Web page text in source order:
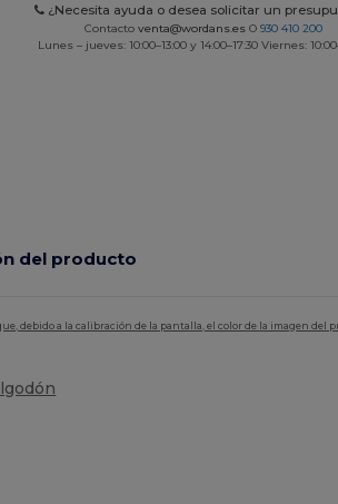
¿Necesita ayuda o desea solicitar un
Contacto venta@wordans.es O 930 410 200
Lunes – jueves: 10:00–13:00 y 14:00–17:30 Viernes:
del producto
debido a la calibración de la pantalla, el color de la imagen